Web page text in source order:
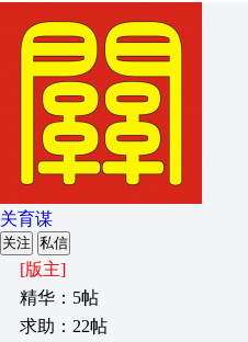
关育谋
关注 私信
[版主]
精华：5帖
求助：22帖